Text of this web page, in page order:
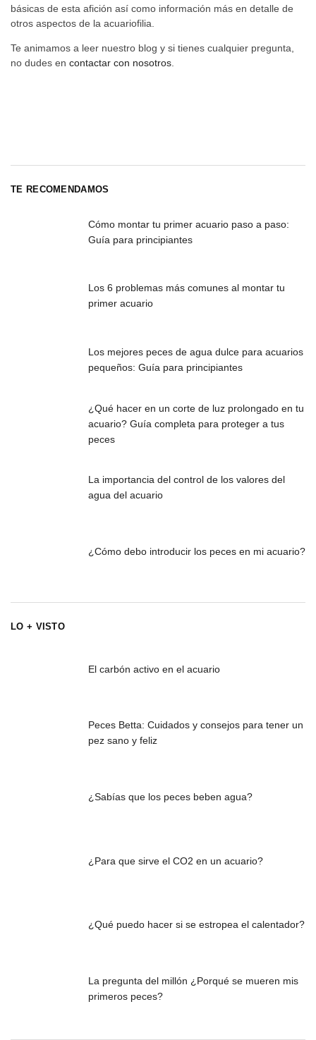
básicas de esta afición así como información más en detalle de
otros aspectos de la acuariofilia.
Te animamos a leer nuestro blog y si tienes cualquier pregunta,
no dudes en contactar con nosotros
TE RECOMENDAMOS
Cómo montar tu primer acuario paso a paso:
Guía para principiantes
Los 6 problemas más comunes al montar tu
primer acuario
Los mejores peces de agua dulce para acuarios
pequeños: Guía para principiantes
¿Qué hacer en un corte de luz prolongado en tu
acuario? Guía completa para proteger a tus
peces
La importancia del control de los valores del
agua del acuario
¿Cómo debo introducir los peces en mi acuario?
LO + VISTO
El carbón activo en el acuario
Peces Betta: Cuidados y consejos para tener un
pez sano y feliz
¿Sabías que los peces beben agua?
¿Para que sirve el CO2 en un acuario?
¿Qué puedo hacer si se estropea el calentador?
La pregunta del millón ¿Porqué se mueren mis
primeros peces?